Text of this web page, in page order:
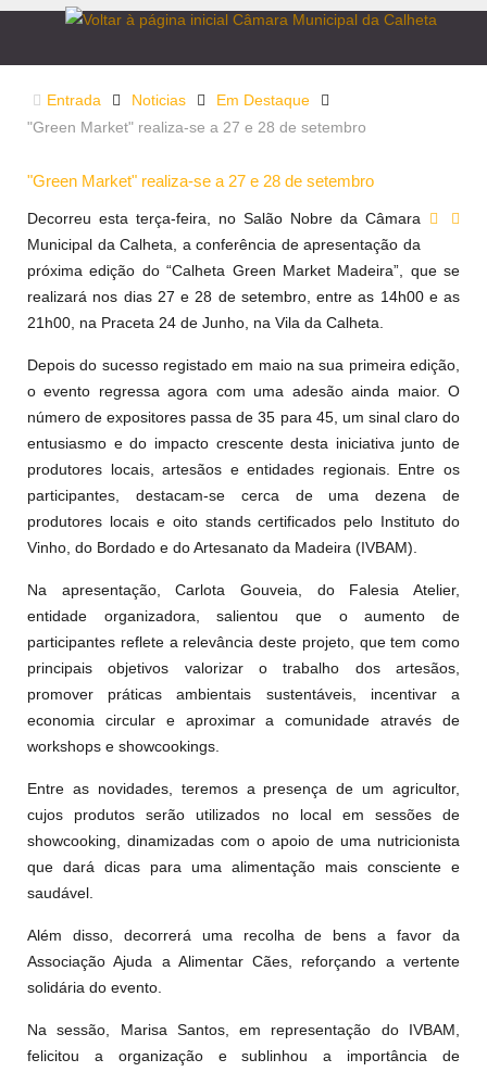
Entrada Noticias
Em Destaque
"Green Market" realiza-se a 27 e 28 de setembro
"Green Market" realiza-se a 27 e 28 de setembro
Decorreu esta terça-feira, no Salão Nobre da Câmara
Municipal da Calheta, a conferência de apresentação da
próxima edição do “Calheta Green Market Madeira”, que se
realizará nos dias 27 e 28 de setembro, entre as 14h00 e as
21h00, na Praceta 24 de Junho, na Vila da Calheta.
Depois do sucesso registado em maio na sua primeira edição,
o evento regressa agora com uma adesão ainda maior. O
número de expositores passa de 35 para 45, um sinal claro do
entusiasmo e do impacto crescente desta iniciativa junto de
produtores locais, artesãos e entidades regionais. Entre os
participantes, destacam-se cerca de uma dezena de
produtores locais e oito stands certificados pelo Instituto do
Vinho, do Bordado e do Artesanato da Madeira (IVBAM).
Na apresentação, Carlota Gouveia, do Falesia Atelier,
entidade organizadora, salientou que o aumento de
participantes reflete a relevância deste projeto, que tem como
principais objetivos valorizar o trabalho dos artesãos,
promover práticas ambientais sustentáveis, incentivar a
economia circular e aproximar a comunidade através de
workshops e showcookings.
Entre as novidades, teremos a presença de um agricultor,
cujos produtos serão utilizados no local em sessões de
showcooking, dinamizadas com o apoio de uma nutricionista
que dará dicas para uma alimentação mais consciente e
saudável.
Além disso, decorrerá uma recolha de bens a favor da
Associação Ajuda a Alimentar Cães, reforçando a vertente
solidária do evento.
Na sessão, Marisa Santos, em representação do IVBAM,
felicitou a organização e sublinhou a importância de